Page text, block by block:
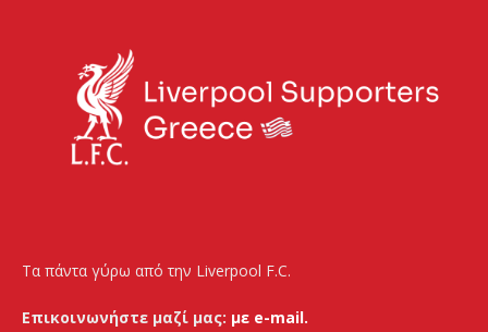
Τα πάντα γύρω από την Liverpool F.C.
Επικοινωνήστε μαζί μας: με e-mail.